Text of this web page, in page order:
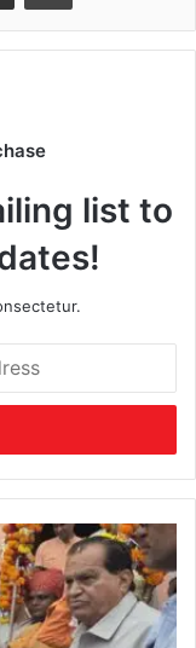
list to